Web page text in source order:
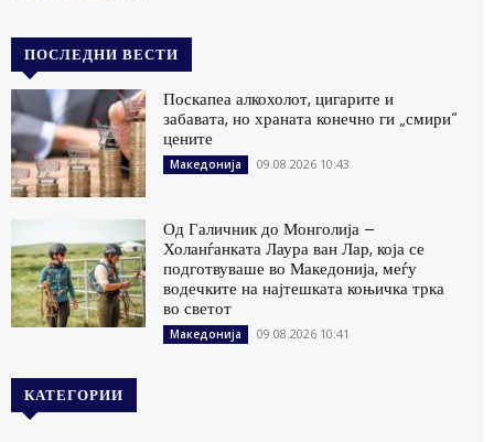
ПОСЛЕДНИ ВЕСТИ
Поскапеа алкохолот, цигарите и
забавата, но храната конечно ги „смири“
цените
Македонија 09.08.2026 10:43
Од Галичник до Монголија –
Холанѓанката Лаура ван Лар, која се
подготвуваше во Македонија, меѓу
водечките на најтешката коњичка трка
во светот
Македонија 09.08.2026 10:41
КАТЕГОРИИ